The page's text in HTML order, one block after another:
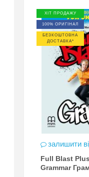
ХІТ ПРОДАЖУ
100% ОРИГІНАЛ
БЕЗКОШТОВНА
ДОСТАВКА*
залишити
Full Blast
Grammar